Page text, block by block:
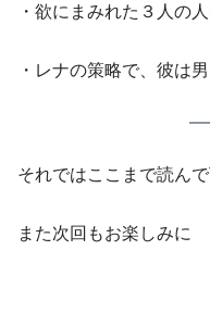
・欲にまみれた３人の
・レナの策略で、彼は
それではここまで読ん
また次回もお楽しみに